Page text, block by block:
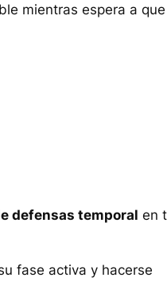
mientras espera a
defensas temporal en
fase activa y hacerse